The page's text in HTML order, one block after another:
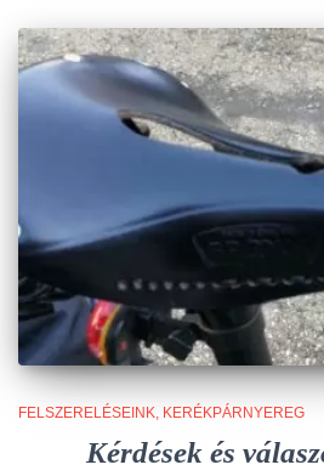
FELSZERELÉSEINK KERÉKPÁRNYEREG
Kérdések és